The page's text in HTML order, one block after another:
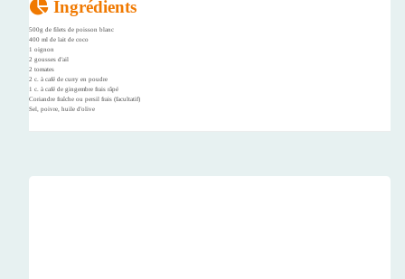
Ingrédients
500g de filets de poisson blanc
400 ml de lait de coco
1 oignon
2 gousses d'ail
2 tomates
2 c. à café de curry en poudre
1 c. à café de gingembre frais râpé
Coriandre fraîche ou persil frais (facultatif)
Sel, poivre, huile d'olive